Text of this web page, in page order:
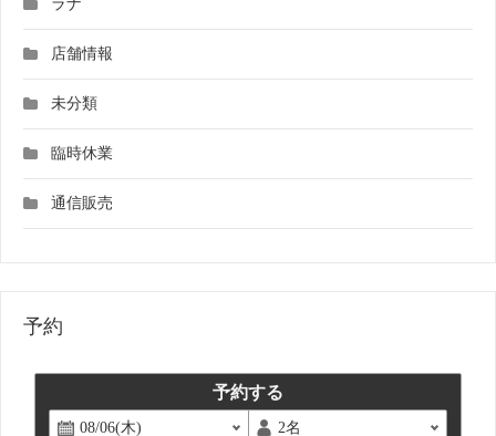
ラナ
店舗情報
未分類
臨時休業
通信販売
予約
予約する